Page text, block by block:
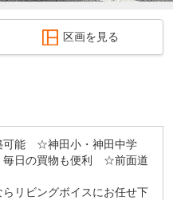
区画を見る
可能 ☆神田小・神田中学
日の買物も便利 ☆前面道
らリビングボイスにお任せ下